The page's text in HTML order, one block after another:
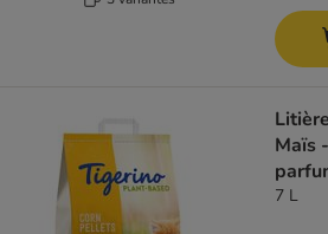
Maïs
7 L